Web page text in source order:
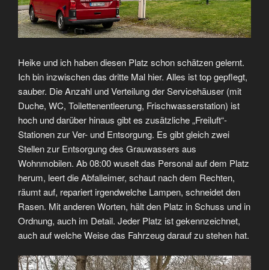
Heike und ich haben diesen Platz schon schätzen gelernt.
Ich bin inzwischen das dritte Mal hier. Alles ist top gepflegt,
sauber. Die Anzahl und Verteilung der Servicehäuser (mit
Duche, WC, Toilettenentleerung, Frischwasserstation) ist
hoch und darüber hinaus gibt es zusätzliche „Freiluft“-
Stationen zur Ver- und Entsorgung. Es gibt gleich zwei
Stellen zur Entsorgung des Grauwassers aus
Wohnmobilen. Ab 08:00 wuselt das Personal auf dem Platz
herum, leert die Abfalleimer, schaut nach dem Rechten,
räumt auf, repariert irgendwelche Lampen, schneidet den
Rasen. Mit anderen Worten, hält den Platz in Schuss und in
Ordnung, auch im Detail. Jeder Platz ist gekennzeichnet,
auch auf welche Weise das Fahrzeug darauf zu stehen hat.